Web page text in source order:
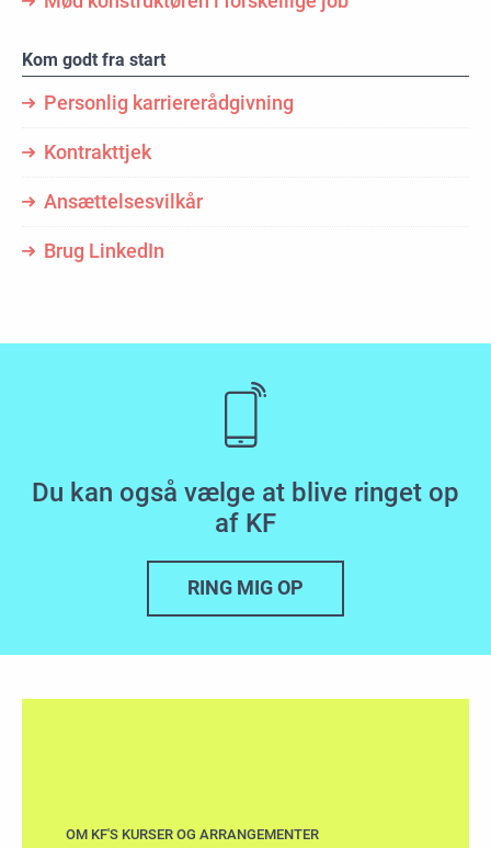
Kom godt fra start
Personlig karriererådgivning
Kontrakttjek
Ansættelsesvilkår
Brug LinkedIn
Du kan også vælge at blive ringet op
af KF
RING MIG OP
OM KF'S KURSER OG ARRANGEMENTER